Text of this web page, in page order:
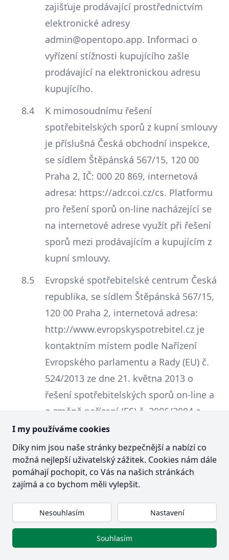
zajišťuje prodávající prostřednictvím
elektronické adresy
admin@opentopo.app. Informaci o
vyřízení stížnosti kupujícího zašle
prodávající na elektronickou adresu
kupujícího.
K mimosoudnímu řešení
spotřebitelských sporů z kupní smlouvy
je příslušná Česká obchodní inspekce,
se sídlem Štěpánská 567/15, 120 00
Praha 2, IČ: 000 20 869, internetová
adresa: https://adr.coi.cz/cs. Platformu
pro řešení sporů on-line nacházející se
na internetové adrese využít při řešení
sporů mezi prodávajícím a kupujícím z
kupní smlouvy.
Evropské spotřebitelské centrum Česká
republika, se sídlem Štěpánská 567/15,
120 00 Praha 2, internetová adresa:
http://www.evropskyspotrebitel.cz je
kontaktním místem podle Nařízení
Evropského parlamentu a Rady (EU) č.
524/2013 ze dne 21. května 2013 o
řešení spotřebitelských sporů on-line a
o změně nařízení (ES) č. 2006/2004 a
směrnice 2009/22/ES (nařízení o řešení
spotřebitelských sporů on-line).
Prodávající je oprávněn k prodeji zboží
na základě živnostenského oprávnění.
své působnosti příslušný živnostenský
úřad. Dozor nad oblastí ochrany
osobních údajů vykonává Úřad pro
I my používáme cookies
Díky nim jsou naše stránky bezpečnější a nabízí co
možná nejlepší uživatelský zážitek. Cookies nám dále
pomáhají pochopit, co Vás na našich stránkách
zajímá a co bychom měli vylepšit.
Nesouhlasím Nastavení
Souhlasím